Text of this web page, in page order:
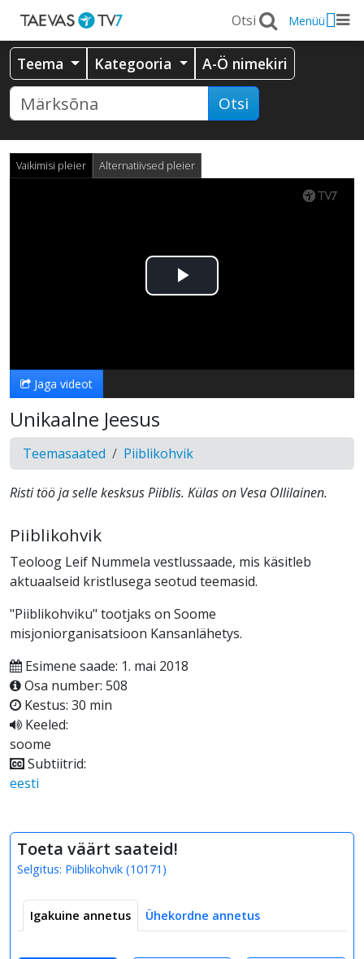
Menüü
Teema Kategooria A-Ö nimekiri
Otsi
Vaikimisi pleier Alternatiivsed pleier
Esita
Jaga videot
Unikaalne Jeesus
Teemasaated Piiblikohvik
Risti töö ja selle kesksus Piiblis. Külas on Vesa Ollilainen.
Piiblikohvik
Teoloog Leif Nummela vestlussaade, mis käsitleb
aktuaalseid kristlusega seotud teemasid.
"Piiblikohviku" tootjaks on Soome
misjoniorganisatsioon Kansanlähetys.
Esimene saade: 1. mai 2018
Osa number: 508
Kestus: 30 min
Keeled:
soome
Subtiitrid:
eesti
Toeta väärt saateid!
Selgitus: Piiblikohvik (10171 )
Igakuine annetus Ühekordne annetus